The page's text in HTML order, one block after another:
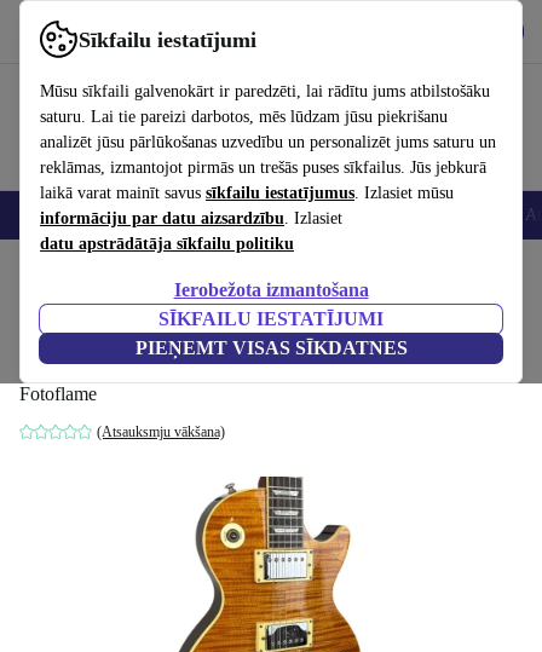
Sīkfailu iestatījumi
Mūsu sīkfaili galvenokārt ir paredzēti, lai rādītu jums atbilstošāku
saturu. Lai tie pareizi darbotos, mēs lūdzam jūsu piekrišanu
analizēt jūsu pārlūkošanas uzvedību un personalizēt jums saturu un
reklāmas, izmantojot pirmās un trešās puses sīkfailus. Jūs jebkurā
laikā varat mainīt savus sīkfailu iestatījumus. Izlasiet mūsu
informāciju par datu aizsardzību. Izlasiet
datu apstrādātāja sīkfailu politiku
Ierobežota izmantošana
SĪKFAILU IESTATĪJUMI
PIEŅEMT VISAS SĪKDATNES
Izmantojiet refurbed ātri un viegli
Viedtālruņi Portatīvie datori Planšetes Viedpulksteņi
Epiphone Japan Les Paul 1996 -
Fotoflame
Fotoflame
(Atsauksmju vākšana)
831,59 €